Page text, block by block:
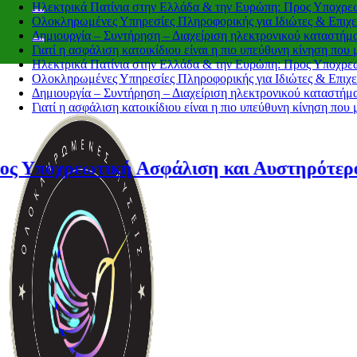
Ηλεκτρικά Πατίνια στην Ελλάδα & την Ευρώπη: Προς
Ολοκληρωμένες Υπηρεσίες Πληροφορικής για Ιδιώτες &
Δημιουργία – Συντήρηση – Διαχείριση ηλεκτρονικού
Γιατί η ασφάλιση κατοικίδιου είναι η πιο υπεύθυνη κίνηση
Ηλεκτρικά Πατίνια στην Ελλάδα & την Ευρώπη: Προς
Ολοκληρωμένες Υπηρεσίες Πληροφορικής για Ιδιώτες &
Δημιουργία – Συντήρηση – Διαχείριση ηλεκτρονικού
Γιατί η ασφάλιση κατοικίδιου είναι η πιο υπεύθυνη κίνηση
Ασφάλιση και Αυστηρότερο Πλαίσιο;